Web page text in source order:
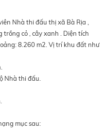
Nhà thi đấu thị xã Bà Rịa ,
cỏ , cây xanh . Diện tích
8.260 m2. Vị trí khu đất như
Nhà thi đấu.
mục sau: